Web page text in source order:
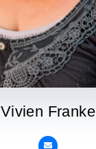
Vivien Franke